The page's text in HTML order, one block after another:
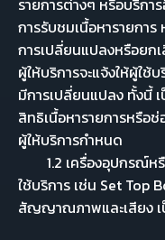
การรับชมเนื้อหารายกา
การเปลี่ยนแปลงหรือยก
ผู้ให้บริการจะแจ้งให้ผู้ใ
มีการเปลี่ยนแปลง ทั้งนี้
สิทธิเนื้อหารายการหรือ
ผู้ให้บริการกำหนด
1.2 เครื่องอุปกรณ์หรื
ใช้บริการ เช่น Set Top
สัญญาณภาพและเสียง